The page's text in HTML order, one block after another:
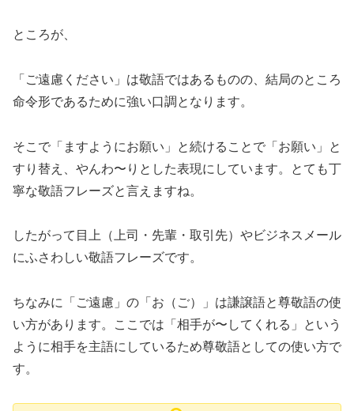
ところが、
「ご遠慮ください」は敬語ではあるものの、結局のところ
命令形であるために強い口調となります。
そこで「ますようにお願い」と続けることで「お願い」と
すり替え、やんわ〜りとした表現にしています。とても丁
寧な敬語フレーズと言えますね。
したがって目上（上司・先輩・取引先）やビジネスメール
にふさわしい敬語フレーズです。
ちなみに「ご遠慮」の「お（ご）」は謙譲語と尊敬語の使
い方があります。ここでは「相手が〜してくれる」という
ように相手を主語にしているため尊敬語としての使い方で
す。